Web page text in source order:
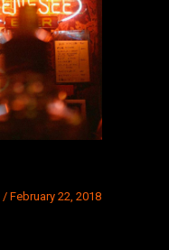
February 22, 2018